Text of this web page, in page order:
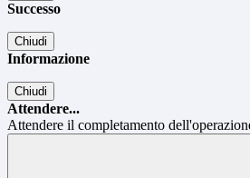
Successo
Chiudi
Informazione
Chiudi
Attendere...
Attendere il completamento